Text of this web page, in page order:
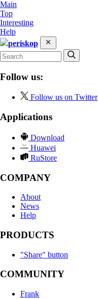
Main
Top
Interesting
Help
periskop
Follow us:
Follow us on Twitter
Applications
Download
Huawei
RuStore
COMPANY
About
News
Help
PRODUCTS
"Share" button
COMMUNITY
Frank